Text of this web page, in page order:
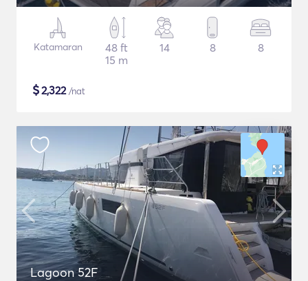
Katamaran
48 ft
15 m
14 8 8
$2,322/nat
Lagoon 52F